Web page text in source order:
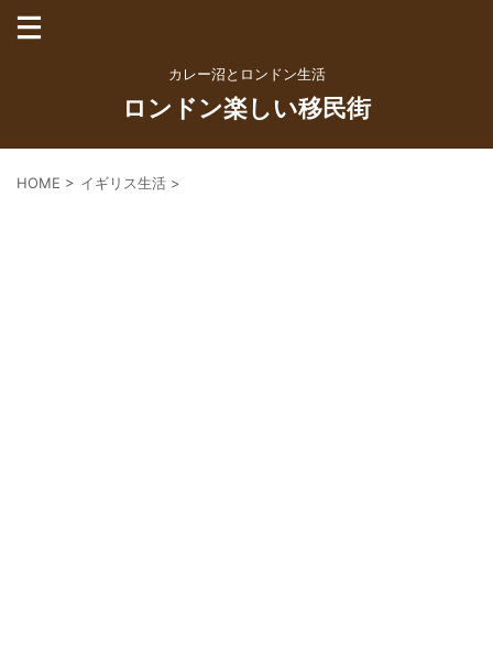
カレー沼とロンドン生活
ロンドン楽しい移民街
HOME > イギリス生活 >